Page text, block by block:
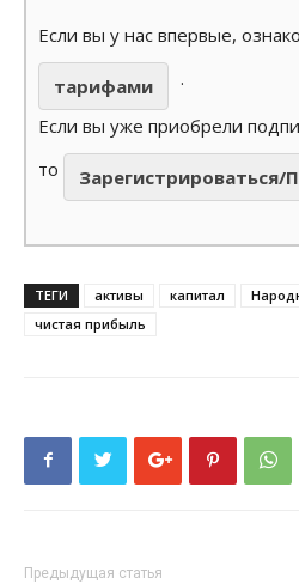
Если вы у нас впервые,
тарифами
.
Если вы уже приобрели
то
Зарегистрироваться/
ТЕГИ активы капитал
чистая прибыль
Предыдущая статья